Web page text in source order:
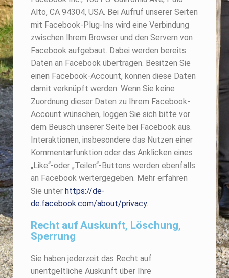
Alto, CA 94304, USA. Bei Aufruf unserer Seiten
mit Facebook-Plug-Ins wird eine Verbindung
zwischen Ihrem Browser und den Servern von
Facebook aufgebaut. Dabei werden bereits
Daten an Facebook übertragen. Besitzen Sie
einen Facebook-Account, können diese Daten
damit verknüpft werden. Wenn Sie keine
Zuordnung dieser Daten zu Ihrem Facebook-
Account wünschen, loggen Sie sich bitte vor
dem Beusch unserer Seite bei Facebook aus.
Interaktionen, insbesondere das Nutzen einer
Kommentarfunktion oder das Anklicken eines
„Like“-oder „Teilen“-Buttons werden ebenfalls
an Facebook weitergegeben. Mehr erfahren
Sie unter https://de-
de.facebook.com/about/privacy.
Recht auf Auskunft, Löschung,
Sperrung
Sie haben jederzeit das Recht auf
unentgeltliche Auskunft über Ihre